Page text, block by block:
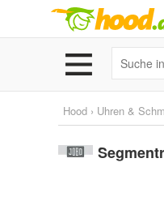
Hood › Uhren &